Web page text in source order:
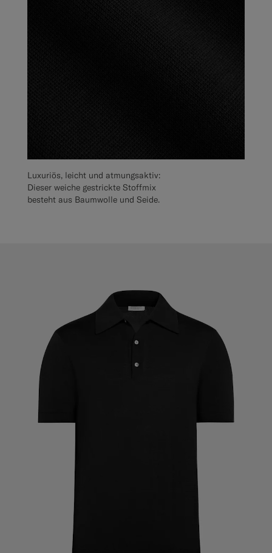
Luxuriös, leicht und atmungsaktiv:
Dieser weiche gestrickte Stoffmix
besteht aus Baumwolle und Seide.